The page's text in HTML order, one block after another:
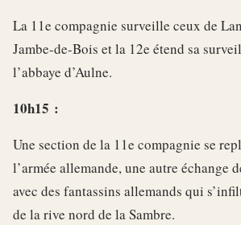
La 11e compagnie surveille ceux de
Jambe-de-Bois et la 12e étend sa
l’abbaye d’Aulne.
10h15 :
Une section de la 11e compagnie se
l’armée allemande, une autre échange
avec des fantassins allemands qui
de la rive nord de la Sambre.